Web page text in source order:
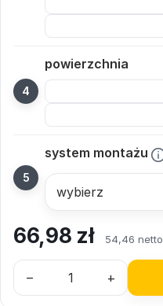
powierzchnia
system montażu
66,98 zł 54,46 netto
– +